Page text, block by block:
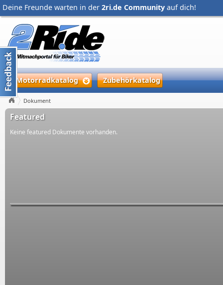
Deine Freunde warten in der 2ri.de Community auf dich!
Motorradkatalog Zubehörkatalog
Dokument
Featured
Keine featured Dokumente vorhanden.